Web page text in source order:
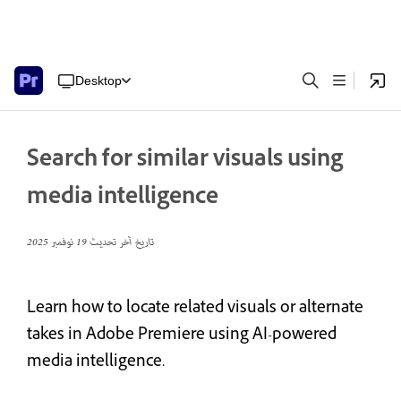
Desktop
Search for similar visuals using
media intelligence
تاريخ آخر تحديث19 نوفمبر 2025
Learn how to locate related visuals or alternate
takes in Adobe Premiere using AI-powered
media intelligence.